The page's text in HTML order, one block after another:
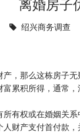
离婚房子
绍兴商务调查
，那么这栋房子无
累积所得，通常
有权或在婚姻关系
财产支付首付款